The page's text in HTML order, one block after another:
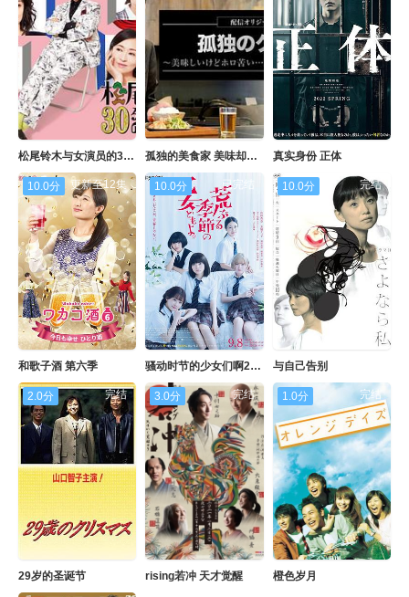
松尾铃木与女演员的30分钟第二季 孤独的美食家 美味却苦涩 井之头五郎的灾难 真实身份 正体
10.0分 更新至12集
和歌子酒 第六季
10.0分 已完结
骚动时节的少女们啊2020
10.0分 完结
与自己告别
2.0分 完结
29岁的圣诞节
3.0分 完结
rising若冲 天才觉醒
1.0分 完结
橙色岁月